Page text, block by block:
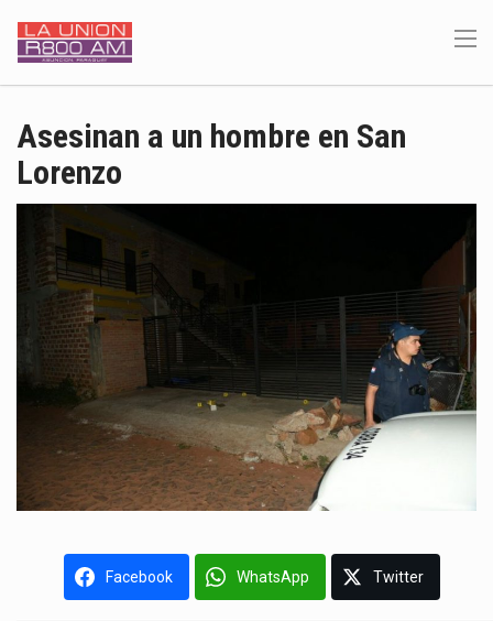
Asesinan a un hombre en San
Lorenzo
Facebook WhatsApp Twitter